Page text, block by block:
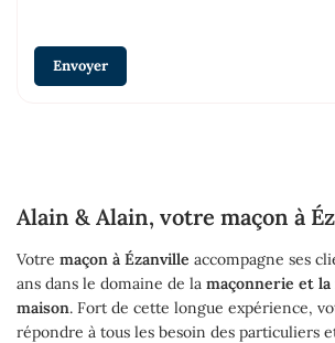
Envoyer
Alain & Alain, votre maçon à
Votre maçon à Ézanville accompagne ses
ans dans le domaine de la maçonnerie et
maison. Fort de cette longue expérience,
répondre à tous les besoin des particuliers